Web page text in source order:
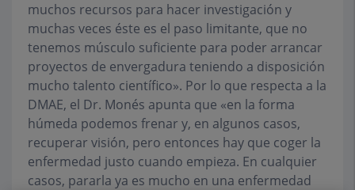
muchos recursos para hacer investigación y
muchas veces éste es el paso limitante, que no
tenemos músculo suficiente para poder arrancar
proyectos de envergadura teniendo a disposición
mucho talento científico». Por lo que respecta a la
DMAE, el Dr. Monés apunta que «en la forma
húmeda podemos frenar y, en algunos casos,
recuperar visión, pero entonces hay que coger la
enfermedad justo cuando empieza. En cualquier
casos, pararla ya es mucho en una enfermedad